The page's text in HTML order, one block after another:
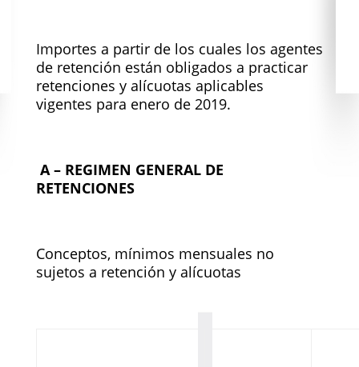
Importes a partir de los cuales los agentes
de retención están obligados a practicar
retenciones y alícuotas aplicables
vigentes para enero de 2019.
A – REGIMEN GENERAL DE
RETENCIONES
Conceptos, mínimos mensuales no
sujetos a retención y alícuotas